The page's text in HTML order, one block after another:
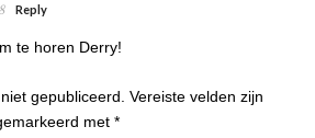
Reply
te horen Derry!
gepubliceerd. Vereiste velden zijn
met*